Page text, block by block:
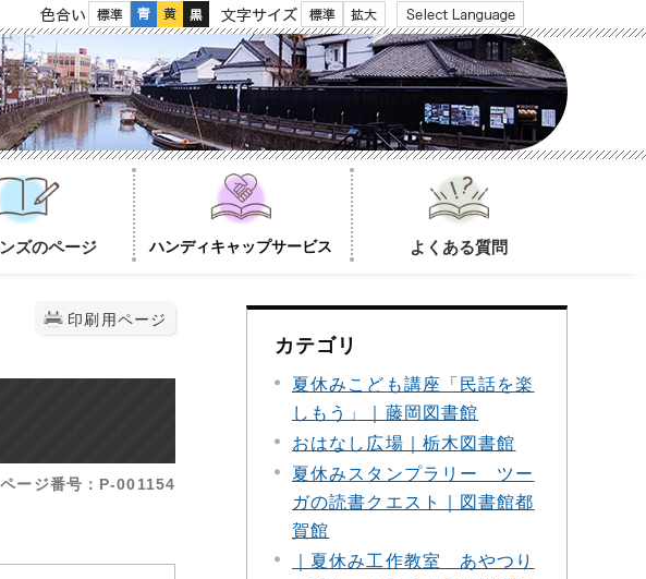
色合い 文字サイズ
ズのページ ハンディキャップサービス よくある質問
印刷用ページ
ページ番号：P-001154
カテゴリ
夏休みこども講座「民話を楽
しもう」｜藤岡図書館
おはなし広場｜栃木図書館
夏休みスタンプラリー ツー
ガの読書クエスト｜図書館都
賀館
｜夏休み工作教室 あやつり